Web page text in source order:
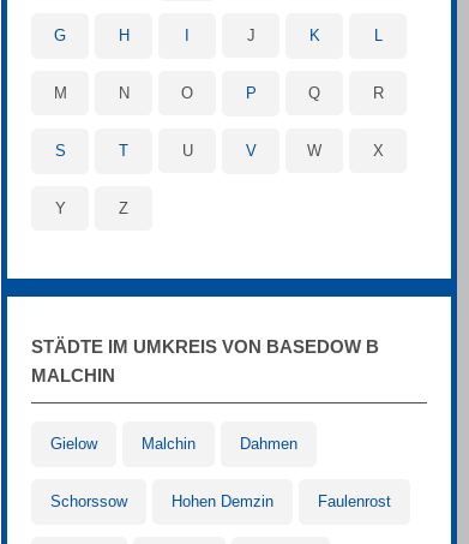
G H J K L
M N O P Q R
S T U V W X
Y Z
STÄDTE IM UMKREIS VON BASEDOW B
MALCHIN
Gielow Malchin Dahmen
Schorssow Hohen Demzin Faulenrost